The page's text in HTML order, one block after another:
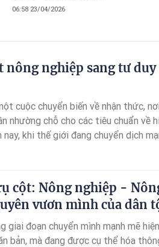
06:58 23/04/2026
nông nghiệp sang tư duy
cuộc chuyển biến về nhận thức, nơi
nhường chỗ cho các tiêu chuẩn về
khi thế giới đang chuyển dịch
(Môi trường, Xã hội, Quản trị) trở
cột: Nông nghiệp -
vươn mình của dân
đoạn chuyển mình mạnh mẽ hiện
bản, mà đang được cụ thể hóa